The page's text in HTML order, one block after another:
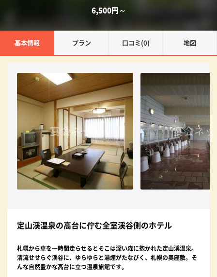
6,500円～
基本情報 プラン 口コミ(0) 地図
定山渓温泉の高台に佇む全室渓谷側のホテル
札幌から車を一時間走らせるとそこは深い森に抱かれた定山渓温泉。
清流せせらぐ渓谷に、ゆらゆらと湯煙がたなびく、札幌の奥座敷。そ
んな自然豊かな高台に立つ温泉旅館です。